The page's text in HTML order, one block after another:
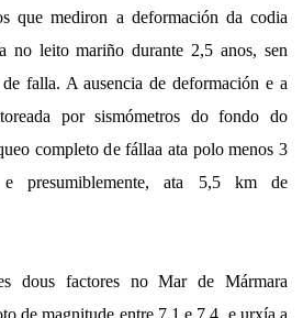
que mediron a deformación da codia
no leito mariño durante 2,5 anos, sen
de falla. A ausencia de deformación e a
por sismómetros do fondo do
completo de fállaa ata polo menos 3
presumiblemente, ata 5,5 km de
dous factores no Mar de Mármara